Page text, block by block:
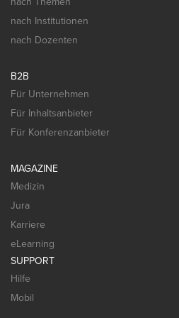
nach Institutionen
nach Dozenten
B2B
Für Unternehmen
Für Inhaltsanbieter
Für Konferenzanbieter
MAGAZINE
Medizin
Jura
Karriere
eLearning
SUPPORT
Hilfe
Mobil